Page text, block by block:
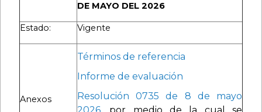
DE MAYO DEL 2026
Estado: Vigente
Anexos
Términos de referencia
Informe de evaluación
Resolución 0735 de 8 de mayo